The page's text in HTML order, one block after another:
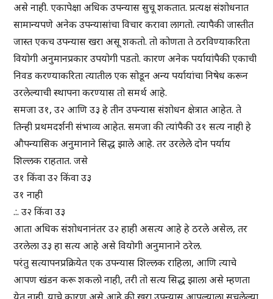
असे नाही. एकापेक्षा अधिक उपन्यास सुचू शकतात. प्रत्यक्ष संशोधनात
सामान्यपणे अनेक उपन्यासांचा विचार करावा लागतो. त्यापैकी जास्तीत
जास्त एकच उपन्यास खरा असू शकतो. तो कोणता ते ठरविण्याकरिता
वियोगी अनुमानप्रकार उपयोगी पडतो. कारण अनेक पर्यायांपैकी एकाची
निवड करण्याकरिता त्यातील एक सोडून अन्य पर्यायांचा निषेध करून
उरलेल्याची स्थापना करण्यास तो समर्थ आहे.
समजा उ१, उ२ आणि उ३ हे तीन उपन्यास संशोधन क्षेत्रात आहेत. ते
तिन्ही प्रथमदर्शनी संभाव्य आहेत. समजा की त्यांपैकी उ१ सत्य नाही हे
औपन्यासिक अनुमानाने सिद्ध झाले आहे. तर उरलेले दोन पर्याय
शिल्लक राहतात. जसे
उ१ किंवा उ२ किंवा उ३
उ१ नाही
.:. उ२ किंवा उ३
आता अधिक संशोधनानंतर उ२ हाही असत्य आहे हे ठरले असेल, तर
उरलेला उ३ हा सत्य आहे असे वियोगी अनुमानाने ठरेल.
परंतु सत्यापनप्रक्रियेत एक उपन्यास शिल्लक राहिला, आणि त्याचे
आपण खंडन करू शकलो नाही, तरी तो सत्य सिद्ध झाला असे म्हणता